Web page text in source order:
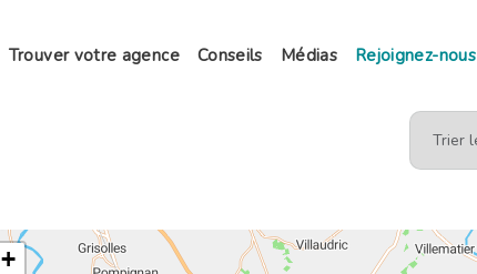
Trouver votre agence Conseils Médias Rejoignez-nous
+